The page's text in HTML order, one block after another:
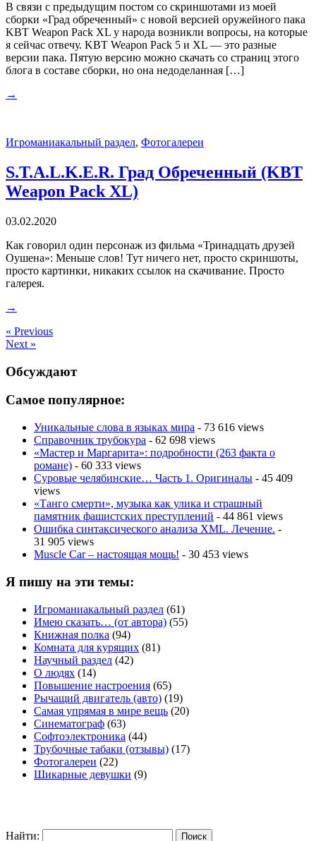
В связи с предыдущим постом со скриншотами из моей
сборки «Град обреченный» с новой версией оружейного пака
KBT Weapon Pack XL у народа возникли вопросы, на которые
я сейчас отвечу. KBT Weapon Pack 5 и XL — это разные
версии пака. Пятую версию можно скачать со страниц этого
блога в составе сборки, но она недоделанная […]
→
Игроманиакальный раздел, Фотогалереи
S.T.A.L.K.E.R. Град Обреченный (KBT
Weapon Pack XL)
03.02.2020
Как говорил один персонаж из фильма «Тринадцать друзей
Оушена»: Меньше слов! Тут ничего нет, просто скриншоты,
просто картинки, никаких ссылок на скачивание. Просто
галерея.
→
« Previous
Next »
Обсуждают
Самое популярное:
Уникальные слова в языках мира - 73 616 views
Справочник трубокура - 62 698 views
«Мастер и Маргарита»: подробности (263 факта о
романе) - 60 333 views
Суровые челябинские… Часть 1. Оригиналы - 45 409
views
«Танго смерти», музыка как улика и страшный
памятник фашистских преступлений - 44 861 views
Ошибка синтаксического анализа XML. Лечение. -
31 905 views
Muscle Car – настоящая мощь! - 30 453 views
Я пишу на эти темы:
Игроманиакальный раздел (61)
Имею сказать… (от автора) (55)
Книжная полка (94)
Комната для курящих (81)
Научный раздел (42)
О людях (14)
Повышение настроения (65)
Рычащий двигатель (авто) (19)
Самая упрямая в мире вещь (20)
Синематограф (63)
Софтоэлектроника (44)
Трубочные табаки (отзывы) (17)
Фотогалереи (22)
Шикарные девушки (9)
Найти: